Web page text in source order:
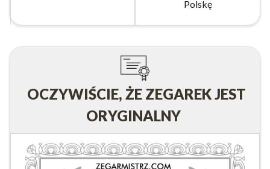
Polskę
OCZYWIŚCIE, ŻE ZEGAREK JEST
ORYGINALNY